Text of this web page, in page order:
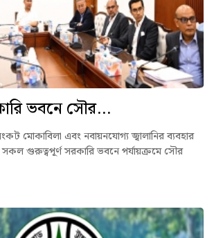
ভবনে সৌর...
মোকাবিলা এবং নবায়নযোগ্য জ্বালানির ব্যবহার
সকল গুরুত্বপূর্ণ সরকারি ভবনে পর্যায়ক্রমে সৌর